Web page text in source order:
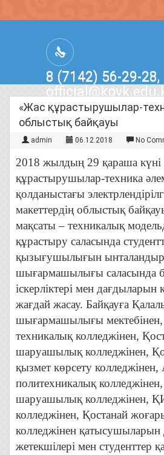
8 (7142) 56-29-28,
г.Костанай, Проспект
Батыра, 3
«Жас құрастырушылар-
облыстық байқауы
admin 06.12.2018 No
2018 жылдың 29 қараша
құрастырушылар-техника
қолданыстағы
макеттердің облыстық
мақсаты – техникалық
құрастыру саласында
қызығушылығын
шығармашылығы саласында
іскерліктері мен дағдыларын
жағдай жасау. Байқауға
шығармашылығы мектебінен,
техникалық колледжінен,
шаруашылық колледжінен,
қызмет көрсету
политехникалық
шаруашылық колледжінен,
колледжінен, Қостанай
колледжінен қатысушыларын
жетекшілері мен студенттер